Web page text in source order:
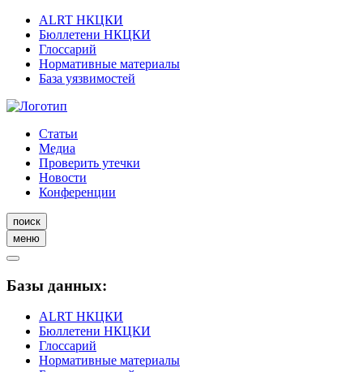
ALRT НКЦКИ
Бюллетени НКЦКИ
Глоссарий
Нормативные материалы
База уязвимостей
Статьи
Медиа
Проверить утечки
Новости
Конференции
поиск
меню
Базы данных:
ALRT НКЦКИ
Бюллетени НКЦКИ
Глоссарий
Нормативные материалы